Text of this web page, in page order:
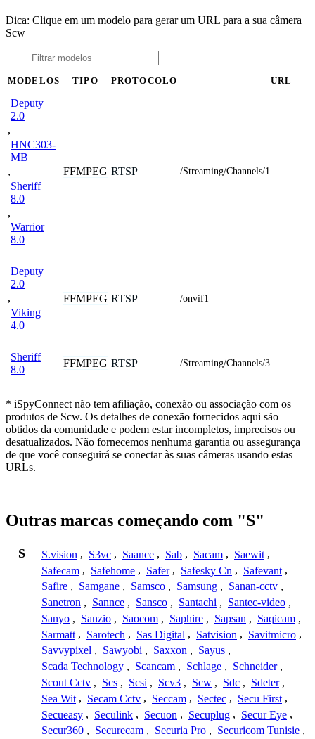
Dica: Clique em um modelo para gerar um URL para a sua câmera
Scw
MODELOS TIPO PROTOCOLO URL
Deputy
2.0
,
HNC303-
MB
,
Sheriff
8.0
,
Warrior
8.0
FFMPEG RTSP /Streaming/Channels/1
Deputy
2.0
,
Viking
4.0
FFMPEG RTSP /onvif1
Sheriff
8.0
FFMPEG RTSP /Streaming/Channels/3
* iSpyConnect não tem afiliação, conexão ou associação com os
produtos de Scw. Os detalhes de conexão fornecidos aqui são
obtidos da comunidade e podem estar incompletos, imprecisos ou
desatualizados. Não fornecemos nenhuma garantia ou assegurança
de que você conseguirá se conectar às suas câmeras usando estas
URLs.
Outras marcas começando com "S"
S S.vision , S3vc , Saance , Sab , Sacam , Saewit ,
Safecam , Safehome , Safer , Safesky Cn , Safevant ,
Safire , Samgane , Samsco , Samsung , Sanan-cctv ,
Sanetron , Sannce , Sansco , Santachi , Santec-video ,
Sanyo , Sanzio , Saocom , Saphire , Sapsan , Saqicam ,
Sarmatt , Sarotech , Sas Digital , Satvision , Savitmicro ,
Savvypixel , Sawyobi , Saxxon , Sayus ,
Scada Technology , Scancam , Schlage , Schneider ,
Scout Cctv , Scs , Scsi , Scv3 , Scw , Sdc , Sdeter ,
Sea Wit , Secam Cctv , Seccam , Sectec , Secu First ,
Secueasy , Seculink , Secuon , Secuplug , Secur Eye ,
Secur360 , Securecam , Securia Pro , Securicom Tunisie ,